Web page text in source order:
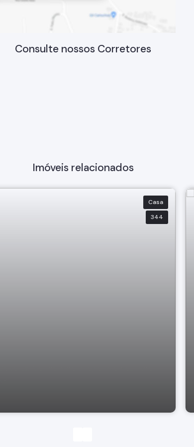
Consulte nossos Corretores
Imóveis relacionados
Casa
344